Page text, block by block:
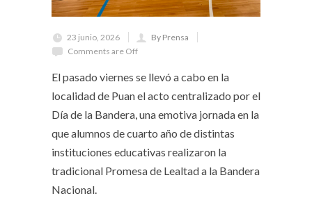
23 junio, 2026
By Prensa
Comments are Off
El pasado viernes se llevó a cabo en la
localidad de Puan el acto centralizado por el
Día de la Bandera, una emotiva jornada en la
que alumnos de cuarto año de distintas
instituciones educativas realizaron la
tradicional Promesa de Lealtad a la Bandera
Nacional.